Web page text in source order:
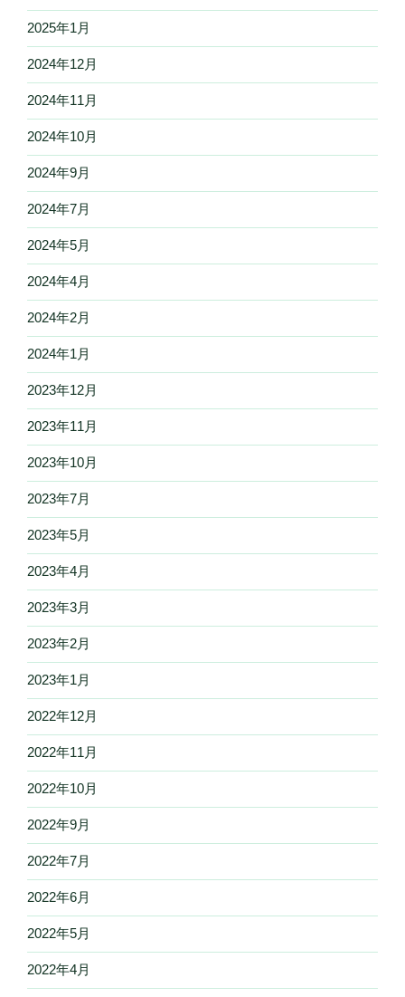
2025年1月
2024年12月
2024年11月
2024年10月
2024年9月
2024年7月
2024年5月
2024年4月
2024年2月
2024年1月
2023年12月
2023年11月
2023年10月
2023年7月
2023年5月
2023年4月
2023年3月
2023年2月
2023年1月
2022年12月
2022年11月
2022年10月
2022年9月
2022年7月
2022年6月
2022年5月
2022年4月